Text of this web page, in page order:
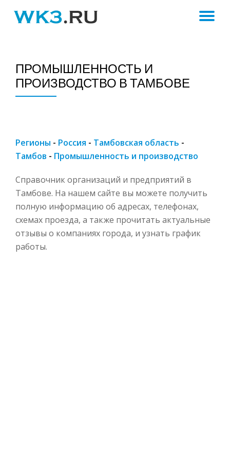
ПРОМЫШЛЕННОСТЬ И
ПРОИЗВОДСТВО В ТАМБОВЕ
Регионы - Россия - Тамбовская область -
Тамбов - Промышленность и производство
Справочник организаций и предприятий в
Тамбове. На нашем сайте вы можете получить
полную информацию об адресах, телефонах,
схемах проезда, а также прочитать актуальные
отзывы о компаниях города, и узнать график
работы.